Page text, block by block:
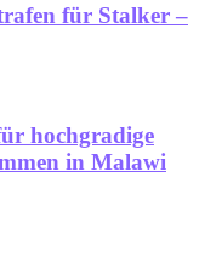
für Stalker –
hochgradige
in Malawi